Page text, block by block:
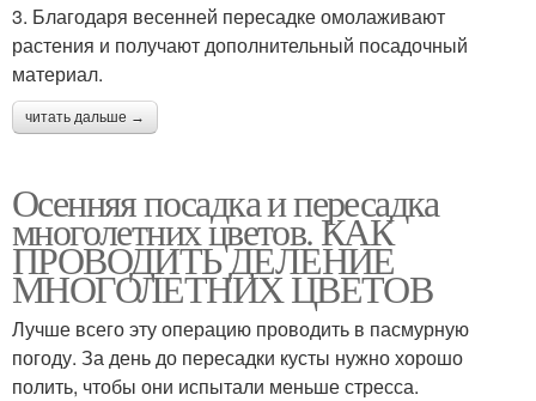
3. Благодаря весенней пересадке омолаживают
растения и получают дополнительный посадочный
материал.
читать дальше →
Осенняя посадка и пересадка
многолетних цветов. КАК
ПРОВОДИТЬ ДЕЛЕНИЕ
МНОГОЛЕТНИХ ЦВЕТОВ
Лучше всего эту операцию проводить в пасмурную
погоду. За день до пересадки кусты нужно хорошо
полить, чтобы они испытали меньше стресса.